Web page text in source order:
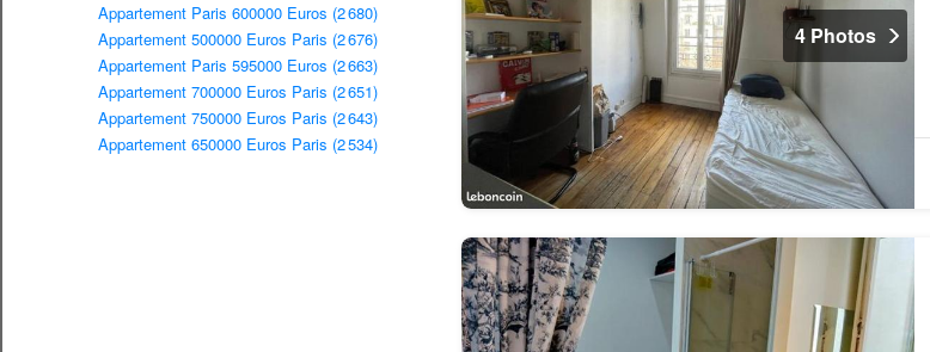
Appartement Paris 600000 Euros (2 680)
Appartement 500000 Euros Paris (2 676)
Appartement Paris 595000 Euros (2 663)
Appartement 700000 Euros Paris (2 651)
Appartement 750000 Euros Paris (2 643)
Appartement 650000 Euros Paris (2 534)
4 Photos